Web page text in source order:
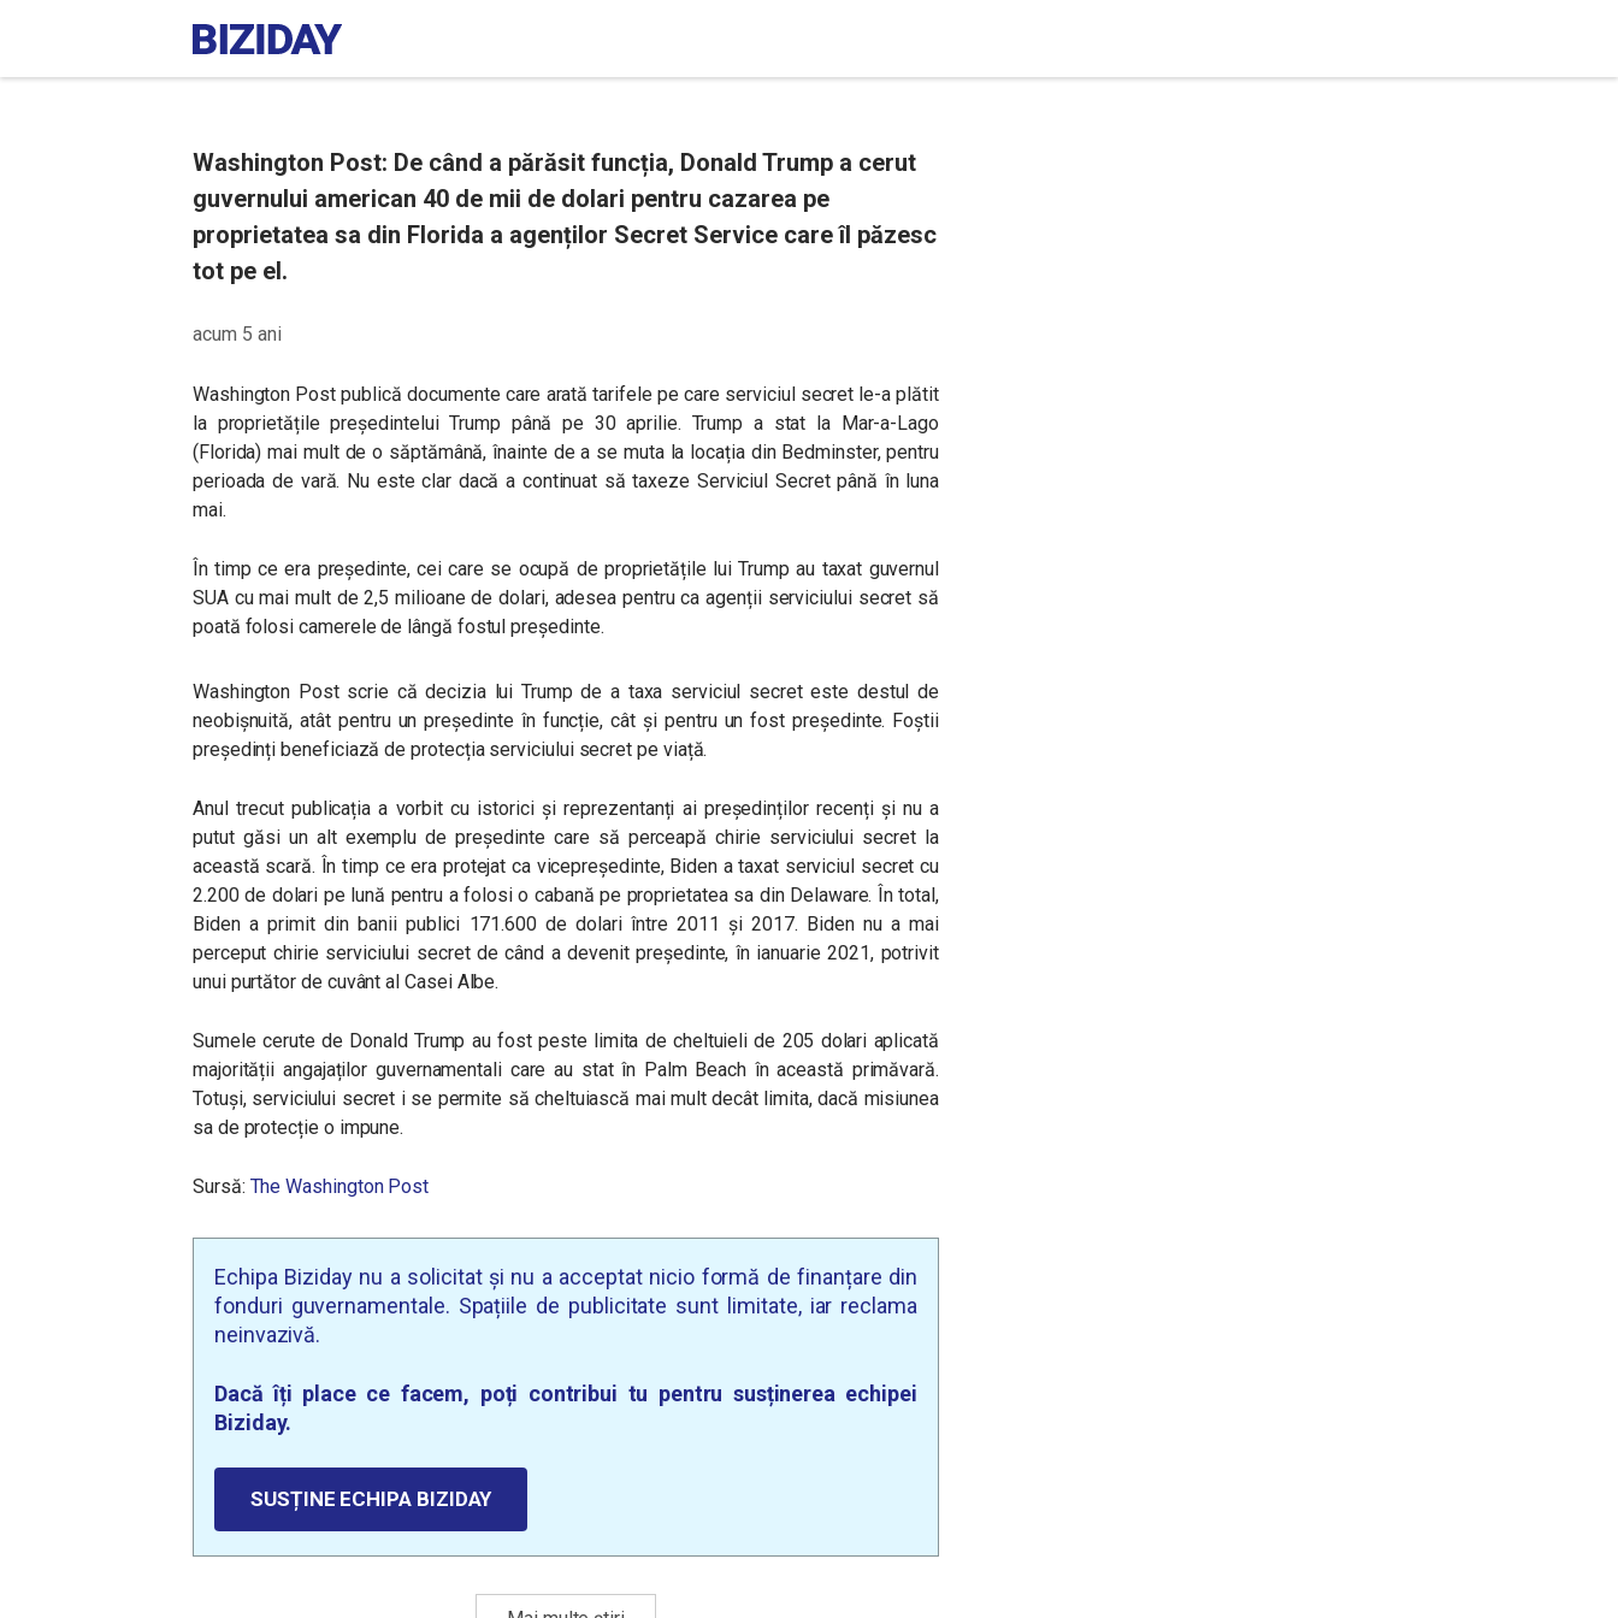
Washington Post: De când a părăsit funcția, Donald Trump a cerut
guvernului american 40 de mii de dolari pentru cazarea pe
proprietatea sa din Florida a agenților Secret Service care îl păzesc
tot pe el.
acum 5 ani
Washington Post publică documente care arată tarifele pe care serviciul secret le-a plătit
la proprietățile președintelui Trump până pe 30 aprilie. Trump a stat la Mar-a-Lago
(Florida) mai mult de o săptămână, înainte de a se muta la locația din Bedminster, pentru
perioada de vară. Nu este clar dacă a continuat să taxeze Serviciul Secret până în luna
mai.
În timp ce era președinte, cei care se ocupă de proprietățile lui Trump au taxat guvernul
SUA cu mai mult de 2,5 milioane de dolari, adesea pentru ca agenții serviciului secret să
poată folosi camerele de lângă fostul președinte.
Washington Post scrie că decizia lui Trump de a taxa serviciul secret este destul de
neobișnuită, atât pentru un președinte în funcție, cât și pentru un fost președinte. Foștii
președinți beneficiază de protecția serviciului secret pe viață.
Anul trecut publicația a vorbit cu istorici și reprezentanți ai președinților recenți și nu a
putut găsi un alt exemplu de președinte care să perceapă chirie serviciului secret la
această scară. În timp ce era protejat ca vicepreședinte, Biden a taxat serviciul secret cu
2.200 de dolari pe lună pentru a folosi o cabană pe proprietatea sa din Delaware. În total,
Biden a primit din banii publici 171.600 de dolari între 2011 și 2017. Biden nu a mai
perceput chirie serviciului secret de când a devenit președinte, în ianuarie 2021, potrivit
unui purtător de cuvânt al Casei Albe.
Sumele cerute de Donald Trump au fost peste limita de cheltuieli de 205 dolari aplicată
majorității angajaților guvernamentali care au stat în Palm Beach în această primăvară.
Totuși, serviciului secret i se permite să cheltuiască mai mult decât limita, dacă misiunea
sa de protecție o impune.
Sursă: The Washington Post
Echipa Biziday nu a solicitat și nu a acceptat nicio formă de finanțare din
fonduri guvernamentale. Spațiile de publicitate sunt limitate, iar reclama
neinvazivă.
Dacă îți place ce facem, poți contribui tu pentru susținerea echipei
Biziday.
SUSȚINE ECHIPA BIZIDAY